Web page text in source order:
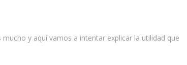
y aquí vamos a intentar explicar la utilidad que